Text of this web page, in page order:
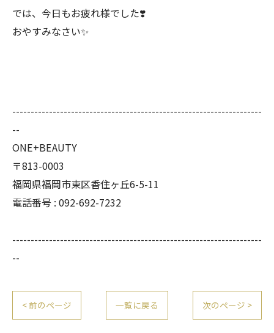
では、今日もお疲れ様でした❣️
おやすみなさい✨
--------------------------------------------------------------------
--
ONE+BEAUTY
〒813-0003
福岡県福岡市東区香住ヶ丘6-5-11
電話番号 : 092-692-7232
--------------------------------------------------------------------
--
< 前のページ 一覧に戻る 次のページ >